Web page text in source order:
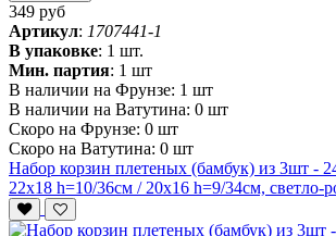
349 руб
Артикул: 1707441-1
В упаковке: 1 шт.
Мин. партия: 1 шт
В наличии на Фрунзе: 1 шт
В наличии на Ватутина: 0 шт
Скоро на Фрунзе: 0 шт
Скоро на Ватутина: 0 шт
Набор корзин плетеных (бамбук) из 3шт -
22x18 h=10/36см / 20x16 h=9/34см, светло-